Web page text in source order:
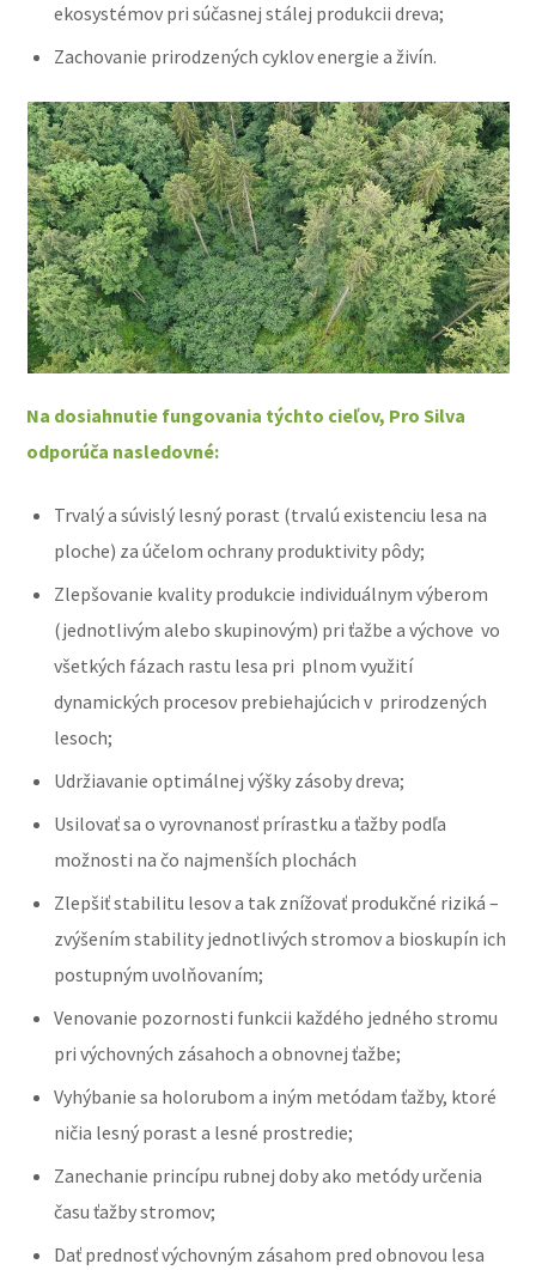
ekosystémov pri súčasnej stálej produkcii dreva;
Zachovanie prirodzených cyklov energie a živín.
Na dosiahnutie fungovania týchto cieľov, Pro Silva
odporúča nasledovné:
Trvalý a súvislý lesný porast (trvalú existenciu lesa na
ploche) za účelom ochrany produktivity pôdy;
Zlepšovanie kvality produkcie individuálnym výberom
(jednotlivým alebo skupinovým) pri ťažbe a výchove vo
všetkých fázach rastu lesa pri plnom využití
dynamických procesov prebiehajúcich v prirodzených
lesoch;
Udržiavanie optimálnej výšky zásoby dreva;
Usilovať sa o vyrovnanosť prírastku a ťažby podľa
možnosti na čo najmenších plochách
Zlepšiť stabilitu lesov a tak znížovať produkčné riziká –
zvýšením stability jednotlivých stromov a bioskupín ich
postupným uvolňovaním;
Venovanie pozornosti funkcii každého jedného stromu
pri výchovných zásahoch a obnovnej ťažbe;
Vyhýbanie sa holorubom a iným metódam ťažby, ktoré
ničia lesný porast a lesné prostredie;
Zanechanie princípu rubnej doby ako metódy určenia
času ťažby stromov;
Dať prednosť výchovným zásahom pred obnovou lesa